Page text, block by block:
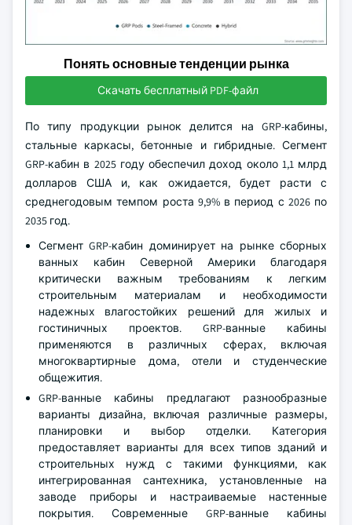
Понять основные тенденции рынка
Скачать бесплатный PDF-файл
По типу продукции рынок делится на GRP-кабины,
стальные каркасы, бетонные и гибридные. Сегмент
GRP-кабин в 2025 году обеспечил доход около 1,1 млрд
долларов США и, как ожидается, будет расти с
среднегодовым темпом роста 9,9% в период с 2026 по
2035 год.
Сегмент GRP-кабин доминирует на рынке сборных
ванных кабин Северной Америки благодаря
критически важным требованиям к легким
строительным материалам и необходимости
надежных влагостойких решений для жилых и
гостиничных проектов. GRP-ванные кабины
применяются в различных сферах, включая
многоквартирные дома, отели и студенческие
общежития.
GRP-ванные кабины предлагают разнообразные
варианты дизайна, включая различные размеры,
планировки и выбор отделки. Категория
предоставляет варианты для всех типов зданий и
строительных нужд с такими функциями, как
интегрированная сантехника, установленные на
заводе приборы и настраиваемые настенные
покрытия. Современные GRP-ванные кабины